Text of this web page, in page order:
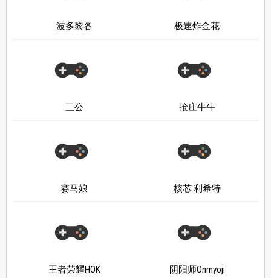
波多黎各 极速炸金花
三公 抢庄牛牛
赛马娘 核芯:利希特
王者荣耀HOK 阴阳师Onmyoji